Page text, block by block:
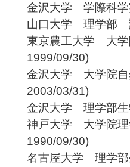
金沢大学 学際科
山口大学 理学部
東京農工大学 大
1999/09/30)
金沢大学 大学院
2003/03/31)
金沢大学 理学部
神戸大学 大学院
1990/09/30)
名古屋大学 理学